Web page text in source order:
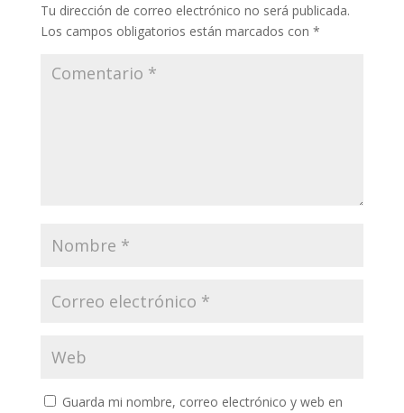
Tu dirección de correo electrónico no será publicada.
Los campos obligatorios están marcados con *
Guarda mi nombre, correo electrónico y web en